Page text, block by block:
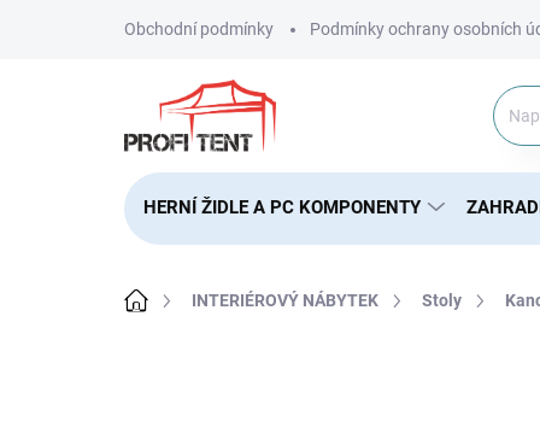
Obchodní podmínky Podmínky ochrany osobních
HERNÍ ŽIDLE A PC KOMPONENTY
Domů INTERIÉROVÝ NÁBYTEK Stoly